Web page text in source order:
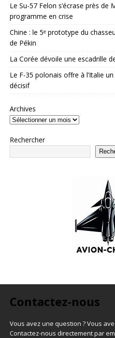
Le Su-57 Felon s’écrase près de
programme en crise
Chine : le 5ᵉ prototype du
de Pékin
La Corée dévoile une escadrille
Le F-35 polonais offre à l’Italie
décisif
Archives
Rechercher
Contactez-nous
Vous avez une question ? Vous
Contactez-nous directement par